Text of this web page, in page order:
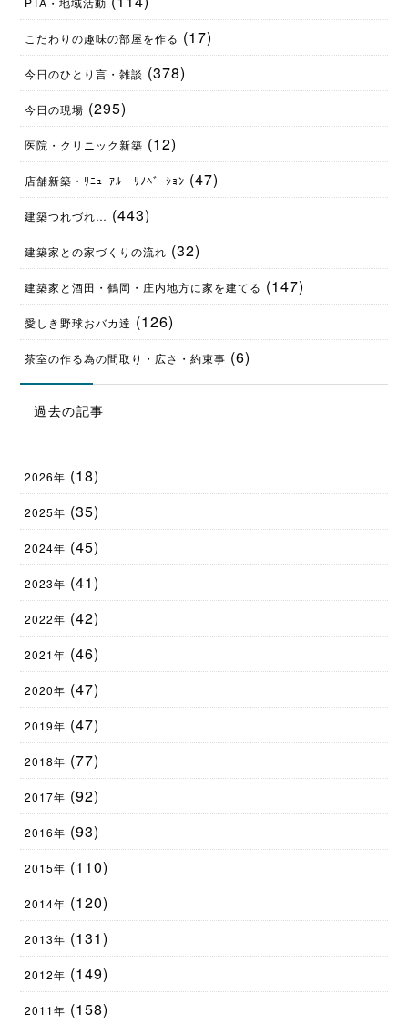
こだわりの趣味の部屋を作る (17)
今日のひとり言・雑談 (378)
今日の現場 (295)
医院・クリニック新築 (12)
店舗新築・ﾘﾆｭｰｱﾙ・ﾘﾉﾍﾞｰｼｮﾝ (47)
建築つれづれ… (443)
建築家との家づくりの流れ (32)
建築家と酒田・鶴岡・庄内地方に家を建てる (147)
愛しき野球おバカ達 (126)
茶室の作る為の間取り・広さ・約束事 (6)
過去の記事
2026年 (18)
2025年 (35)
2024年 (45)
2023年 (41)
2022年 (42)
2021年 (46)
2020年 (47)
2019年 (47)
2018年 (77)
2017年 (92)
2016年 (93)
2015年 (110)
2014年 (120)
2013年 (131)
2012年 (149)
2011年 (158)